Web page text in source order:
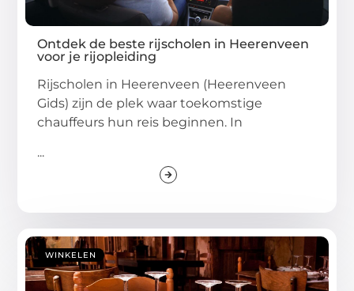
Ontdek de beste rijscholen in Heerenveen
voor je rijopleiding
Rijscholen in Heerenveen (Heerenveen
Gids) zijn de plek waar toekomstige
chauffeurs hun reis beginnen. In
...
WINKELEN